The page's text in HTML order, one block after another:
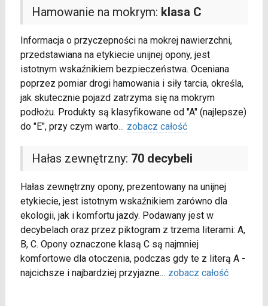
Hamowanie na mokrym: klasa C
Informacja o przyczepności na mokrej nawierzchni,
przedstawiana na etykiecie unijnej opony, jest
istotnym wskaźnikiem bezpieczeństwa. Oceniana
poprzez pomiar drogi hamowania i siły tarcia, określa,
jak skutecznie pojazd zatrzyma się na mokrym
podłożu. Produkty są klasyfikowane od "A" (najlepsze)
do "E", przy czym warto... zobacz całość
Hałas zewnętrzny: 70 decybeli
Hałas zewnętrzny opony, prezentowany na unijnej
etykiecie, jest istotnym wskaźnikiem zarówno dla
ekologii, jak i komfortu jazdy. Podawany jest w
decybelach oraz przez piktogram z trzema literami: A,
B, C. Opony oznaczone klasą C są najmniej
komfortowe dla otoczenia, podczas gdy te z literą A -
najcichsze i najbardziej przyjazne... zobacz całość